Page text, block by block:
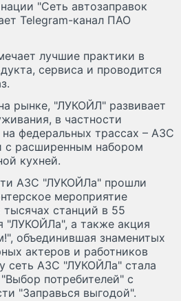
"Сеть автозаправок
Telegram-канал ПАО
лучшие практики в
сервиса и проводится
рынке, "ЛУКОЙЛ" развивает
в частности
федеральных трассах – АЗС
с расширенным набором
кухней.
АЗС "ЛУКОЙЛа" прошли
мероприятие
станций в 55
"ЛУКОЙЛа", а также акция
объединившая знаменитых
актеров и работников
сеть АЗС "ЛУКОЙЛа" стала
потребителей" с
"Заправься выгодой".